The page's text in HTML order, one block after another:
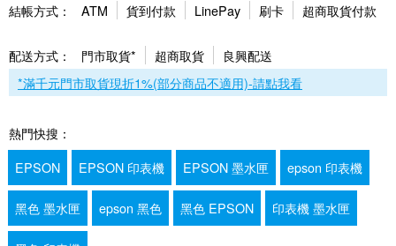
結帳方式： ATM 貨到付款 LinePay 刷卡 超商取貨付款
配送方式： 門市取貨* 超商取貨
良興配送
*滿千元門市取貨現折1%(部分商品不適用)-請點我看
熱門快搜：
EPSON
EPSON 印表機 EPSON 墨水匣 epson 印表機
黑色 墨水匣 epson 黑色 黑色 EPSON 印表機 墨水匣